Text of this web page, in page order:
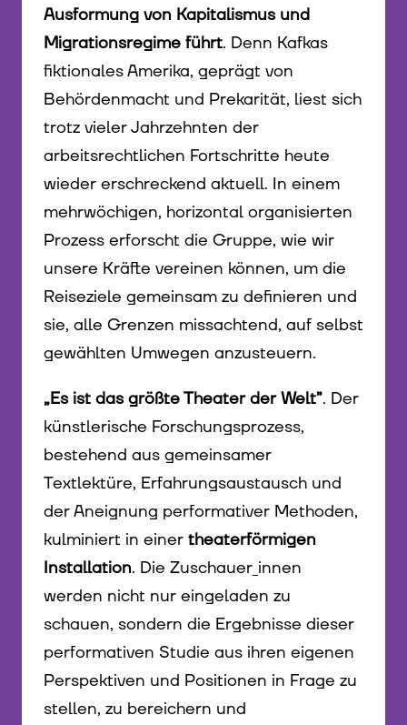
Ausformung von Kapitalismus und
Migrationsregime führt. Denn Kafkas
fiktionales Amerika, geprägt von
Behördenmacht und Prekarität, liest sich
trotz vieler Jahrzehnten der
arbeitsrechtlichen Fortschritte heute
wieder erschreckend aktuell. In einem
mehrwöchigen, horizontal organisierten
Prozess erforscht die Gruppe, wie wir
unsere Kräfte vereinen können, um die
Reiseziele gemeinsam zu definieren und
sie, alle Grenzen missachtend, auf selbst
gewählten Umwegen anzusteuern.
„Es ist das größte Theater der Welt”. Der
künstlerische Forschungsprozess,
bestehend aus gemeinsamer
Textlektüre, Erfahrungsaustausch und
der Aneignung performativer Methoden,
kulminiert in einer theaterförmigen
Installation. Die Zuschauer_innen
werden nicht nur eingeladen zu
schauen, sondern die Ergebnisse dieser
performativen Studie aus ihren eigenen
Perspektiven und Positionen in Frage zu
stellen, zu bereichern und